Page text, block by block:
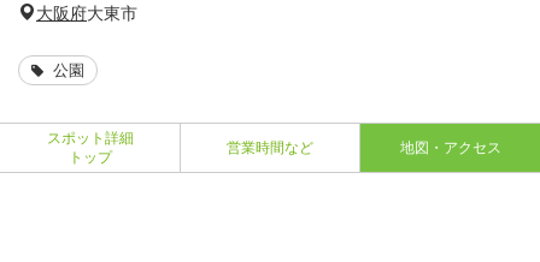
大阪府大東市
公園
スポット詳細
トップ
営業時間など 地図・アクセス